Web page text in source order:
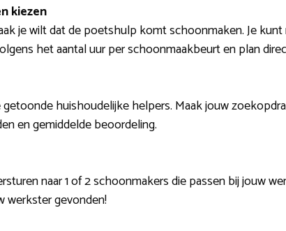
kiezen
je wilt dat de poetshulp komt schoonmaken. Je
het aantal uur per schoonmaakbeurt en plan
getoonde huishoudelijke helpers. Maak jouw
en gemiddelde beoordeling.
naar 1 of 2 schoonmakers die passen bij jouw
werkster gevonden!